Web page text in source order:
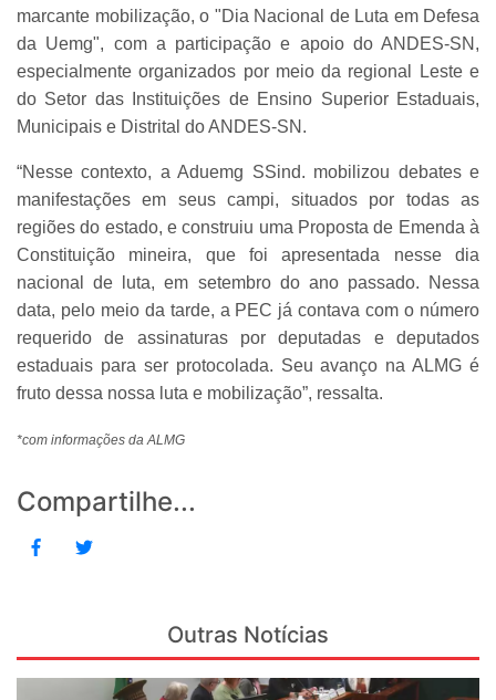
marcante mobilização, o "Dia Nacional de Luta em Defesa
da Uemg", com a participação e apoio do ANDES-SN,
especialmente organizados por meio da regional Leste e
do Setor das Instituições de Ensino Superior Estaduais,
Municipais e Distrital do ANDES-SN.
“Nesse contexto, a Aduemg SSind. mobilizou debates e
manifestações em seus campi, situados por todas as
regiões do estado, e construiu uma Proposta de Emenda à
Constituição mineira, que foi apresentada nesse dia
nacional de luta, em setembro do ano passado. Nessa
data, pelo meio da tarde, a PEC já contava com o número
requerido de assinaturas por deputadas e deputados
estaduais para ser protocolada. Seu avanço na ALMG é
fruto dessa nossa luta e mobilização”, ressalta.
*com informações da ALMG
Compartilhe...
Outras Notícias